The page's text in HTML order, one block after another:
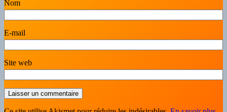
Nom
E-mail
Site web